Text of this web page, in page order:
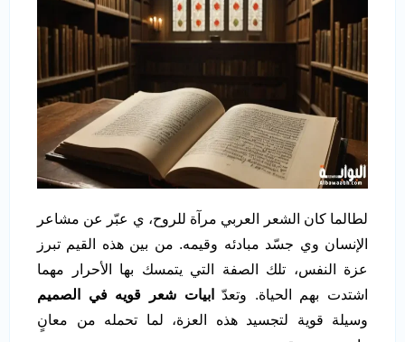
لطالما كان الشعر العربي مرآة للروح، ي عبّر عن مشاعر
الإنسان وي جسّد مبادئه وقيمه. من بين هذه القيم تبرز
عزة النفس، تلك الصفة التي يتمسك بها الأحرار مهما
اشتدت بهم الحياة. وتعدّ
ابيات شعر قويه في الصميم
وسيلة قوية لتجسيد هذه العزة، لما تحمله من معانٍ